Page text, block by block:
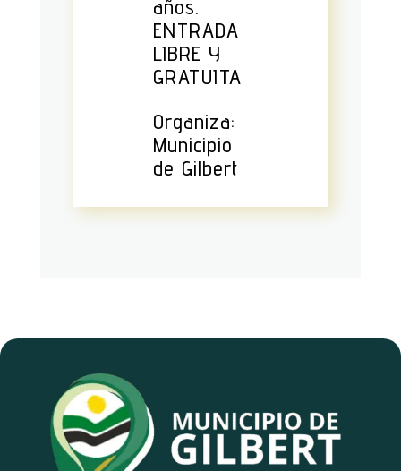
años.
ENTRADA
LIBRE Y
GRATUITA
Organiza:
Municipio
de Gilbert